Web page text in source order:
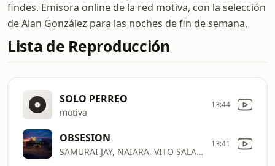
findes. Emisora online de la red motiva, con la selección
de Alan González para las noches de fin de semana.
Lista de Reproducción
SOLO PERREO
motiva
13:44
OBSESION
SAMURAI JAY, NAIARA, VITO SALAMANCA
13:41